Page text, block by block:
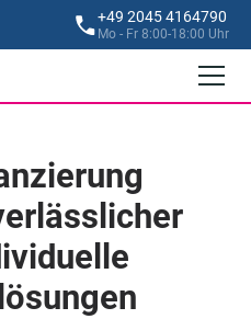
+49 2045 4164790
Mo - Fr 8:00-18:00 Uhr